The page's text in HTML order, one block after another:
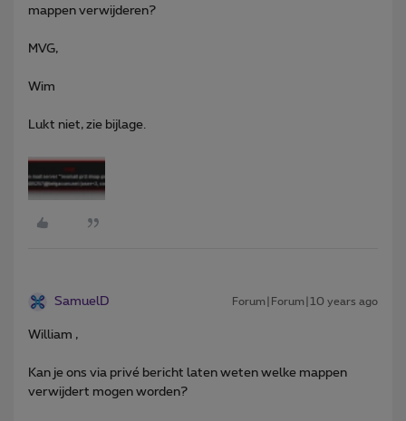
mappen verwijderen?
MVG,
Wim
Lukt niet, zie bijlage.
SamuelD Forum|Forum|10 years ago
William ,
Kan je ons via privé bericht laten weten welke mappen
verwijdert mogen worden?